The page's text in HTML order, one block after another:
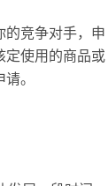
的竞争对手，申
定使用的商品或
。